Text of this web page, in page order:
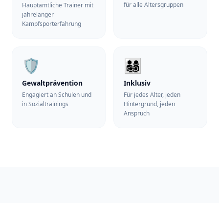
Hauptamtliche Trainer mit
jahrelanger
Kampfsporterfahrung
für alle Altersgruppen
🛡️
Gewaltprävention
Engagiert an Schulen und
in Sozialtrainings
👨‍👩‍👧‍👦
Inklusiv
Für jedes Alter, jeden
Hintergrund, jeden
Anspruch